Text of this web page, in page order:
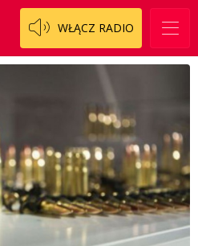
WŁĄCZ RADIO